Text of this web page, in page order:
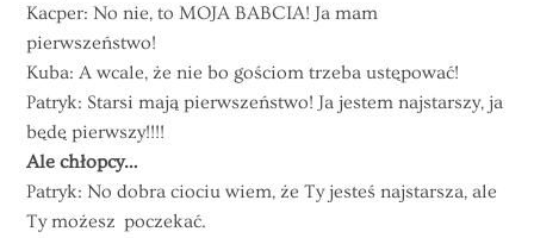
Kacper: No nie, to MOJA BABCIA! Ja mam
pierwszeństwo!
Kuba: A wcale, że nie bo gościom trzeba ustępować!
Patryk: Starsi mają pierwszeństwo! Ja jestem najstarszy, ja
będę pierwszy!!!!
Ale chłopcy…
Patryk: No dobra ciociu wiem, że Ty jesteś najstarsza, ale
Ty możesz poczekać.